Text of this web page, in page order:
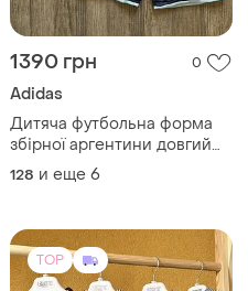
1390 грн 0
Adidas
Дитяча футбольна форма
збірної аргентини довгий
рукав мессі чемпіонат світу
2026 адідас комплект
дітей adidas argentina
messi
128 и еще 6
TOP